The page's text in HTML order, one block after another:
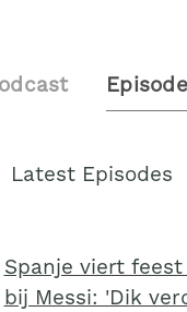
Latest Episodes
Spanje viert
bij Messi: 'Dik